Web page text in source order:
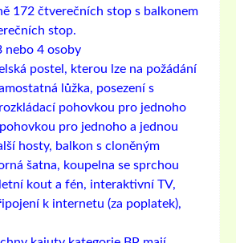
172 čtverečních stop s balkonem
stop.
nebo 4 osoby
postel, kterou lze na požádání
lůžka, posezení s
pohovkou pro jednoho
pro jednoho a jednou
hosty, balkon s cloněným
šatna, koupelna se sprchou
kout a fén, interaktivní TV,
k internetu (za poplatek),